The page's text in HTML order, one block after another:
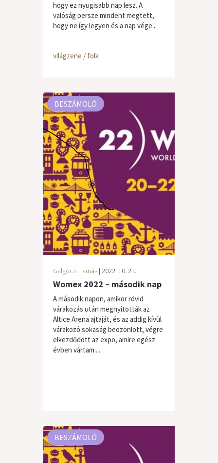
hogy ez nyugisabb nap lesz. A
valóság persze mindent megtett,
hogy ne így legyen és a nap vége...
világzene / folk
BESZÁMOLÓ
Galgóczi Tamás | 2022. 10. 21.
Womex 2022 – második nap
A második napon, amikor rövid
várakozás után megnyitották az
Altice Arena ajtaját, és az addig kívül
várakozó sokaság beözönlött, végre
elkezdődött az expo, amire egész
évben vártam....
BESZÁMOLÓ